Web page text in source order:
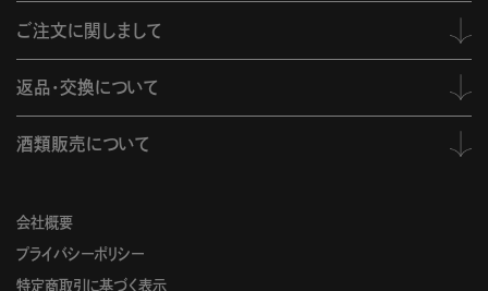
会社概要
プライバシーポリシー
特定商取引に基づく表示
ご注文に関しまして
返品・交換について
酒類販売について